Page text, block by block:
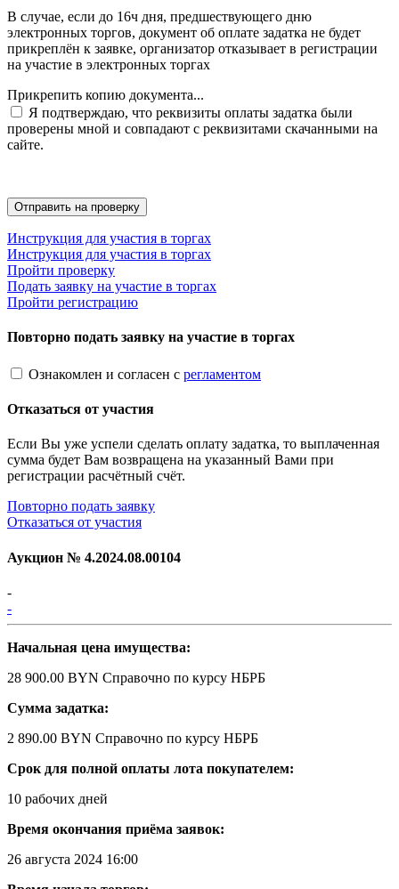
В случае, если до 16ч дня, предшествующего дню
электронных торгов, документ об оплате задатка не будет
прикреплён к заявке, организатор отказывает в регистрации
на участие в электронных торгах
Прикрепить копию документа...
Я подтверждаю, что реквизиты оплаты задатка были
проверены мной и совпадают с реквизитами скачанными на
сайте.
Инструкция для участия в торгах
Инструкция для участия в торгах
Пройти проверку
Подать заявку на участие в торгах
Пройти регистрацию
Повторно подать заявку на участие в торгах
Ознакомлен и согласен с регламентом
Отказаться от участия
Если Вы уже успели сделать оплату задатка, то выплаченная
сумма будет Вам возвращена на указанный Вами при
регистрации расчётный счёт.
Повторно подать заявку
Отказаться от участия
Аукцион № 4.2024.08.00104
-
-
Начальная цена имущества:
28 900.00 BYN Справочно по курсу НБРБ
Сумма задатка:
2 890.00 BYN Справочно по курсу НБРБ
Срок для полной оплаты лота покупателем:
10 рабочих дней
Время окончания приёма заявок:
26 августа 2024 16:00